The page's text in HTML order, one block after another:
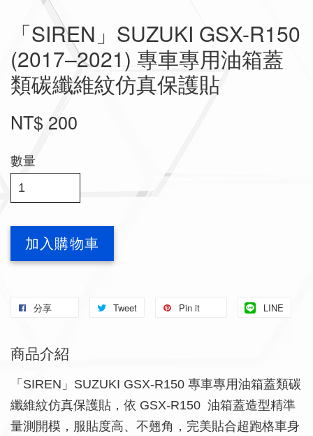
「SIREN」SUZUKI GSX-R150
(2017–2021) 專車專用油箱蓋
類碳纖維紋仿真保護貼
NT$ 200
數量
加入購物車
分享 Tweet Pin it LINE
商品介紹
「SIREN」SUZUKI GSX-R150 專車專用油箱蓋類碳
纖維紋仿真保護貼，依 GSX-R150 油箱蓋造型精準
量測開模，服貼度高、不翹角，完美貼合超跑格車身